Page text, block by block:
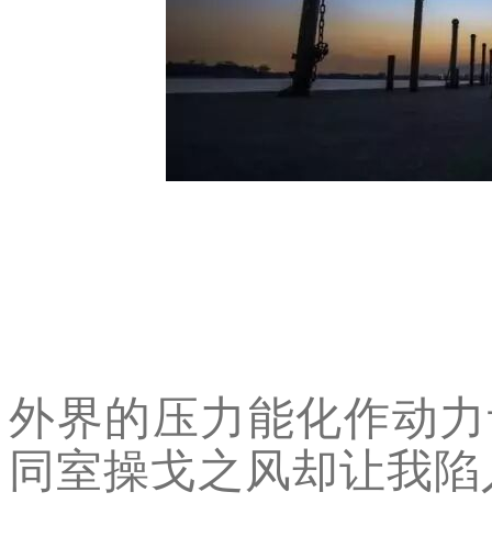
外界的压力能化作动
同室操戈之风却让我